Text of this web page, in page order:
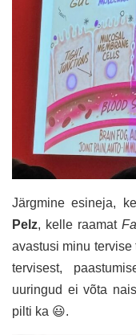
Järgmine esineja,
Pelz, kelle raamat
avastusi minu
tervisest,
uuringud ei võta
pilti ka 😃.